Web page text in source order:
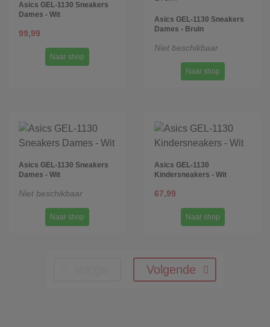
Asics GEL-1130 Sneakers
Dames - Wit
99,99
Naar shop
Asics GEL-1130 Sneakers
Dames - Bruin
Niet beschikbaar
Naar shop
Asics GEL-1130 Sneakers
Dames - Wit
Niet beschikbaar
Naar shop
Asics GEL-1130
Kindersneakers - Wit
67,99
Naar shop
Volgende